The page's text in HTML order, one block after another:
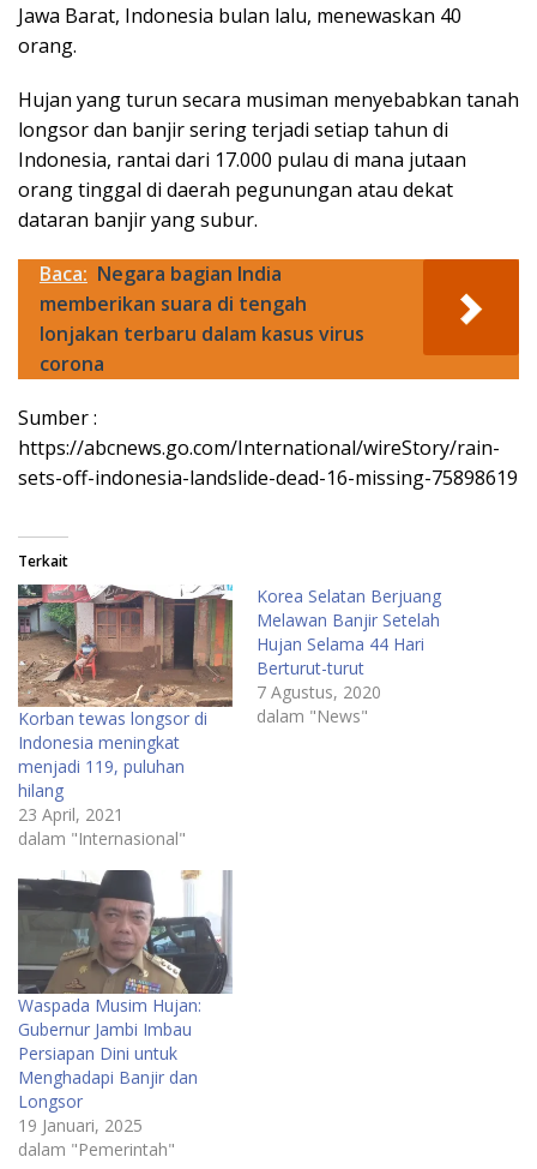
Jawa Barat, Indonesia bulan lalu, menewaskan 40
orang.
Hujan yang turun secara musiman menyebabkan tanah
longsor dan banjir sering terjadi setiap tahun di
Indonesia, rantai dari 17.000 pulau di mana jutaan
orang tinggal di daerah pegunungan atau dekat
dataran banjir yang subur.
Baca: Negara bagian India
memberikan suara di tengah
lonjakan terbaru dalam kasus virus
corona
Sumber :
https://abcnews.go.com/International/wireStory/rain-
sets-off-indonesia-landslide-dead-16-missing-75898619
Terkait
Korban tewas longsor di
Indonesia meningkat
menjadi 119, puluhan
hilang
23 April, 2021
dalam "Internasional"
Korea Selatan Berjuang
Melawan Banjir Setelah
Hujan Selama 44 Hari
Berturut-turut
7 Agustus, 2020
dalam "News"
Waspada Musim Hujan:
Gubernur Jambi Imbau
Persiapan Dini untuk
Menghadapi Banjir dan
Longsor
19 Januari, 2025
dalam "Pemerintah"